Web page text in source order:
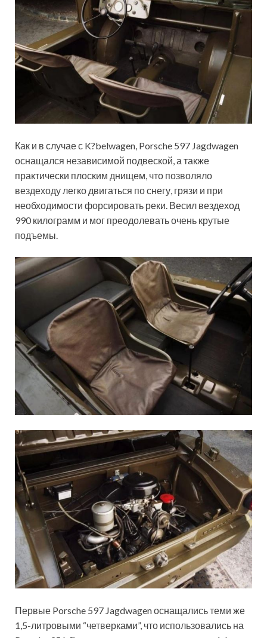
Как и в случае с K?belwagen, Porsche 597 Jagdwagen
оснащался независимой подвеской, а также
практически плоским днищем, что позволяло
вездеходу легко двигаться по снегу, грязи и при
необходимости форсировать реки. Весил вездеход
990 килограмм и мог преодолевать очень крутые
подъемы.
Первые Porsche 597 Jagdwagen оснащались теми же
1,5-литровыми “четверками”, что использовались на